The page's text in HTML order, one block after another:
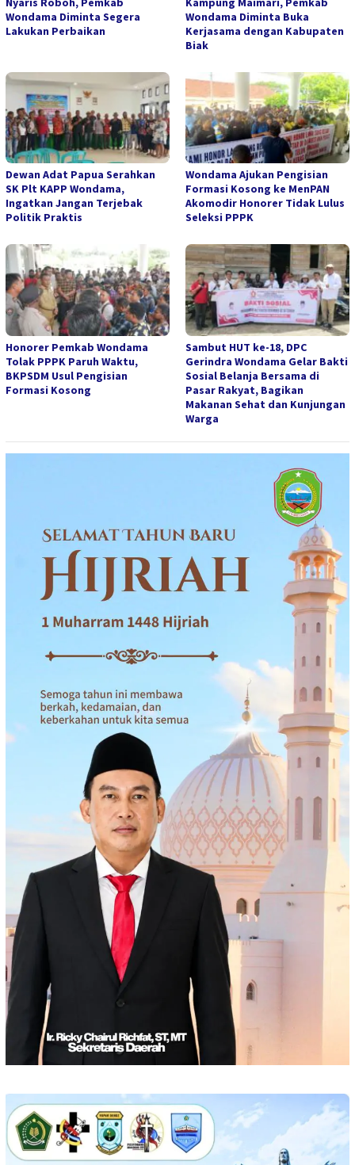
Wondama Diminta Segera
Lakukan Perbaikan
Wondama Diminta Buka
Kerjasama dengan Kabupaten
Biak
Dewan Adat Papua Serahkan
SK Plt KAPP Wondama,
Ingatkan Jangan Terjebak
Politik Praktis
Wondama Ajukan Pengisian
Formasi Kosong ke MenPAN
Akomodir Honorer Tidak Lulus
Seleksi PPPK
Honorer Pemkab Wondama
Tolak PPPK Paruh Waktu,
BKPSDM Usul Pengisian
Formasi Kosong
Sambut HUT ke-18, DPC
Gerindra Wondama Gelar Bakti
Sosial Belanja Bersama di
Pasar Rakyat, Bagikan
Makanan Sehat dan Kunjungan
Warga